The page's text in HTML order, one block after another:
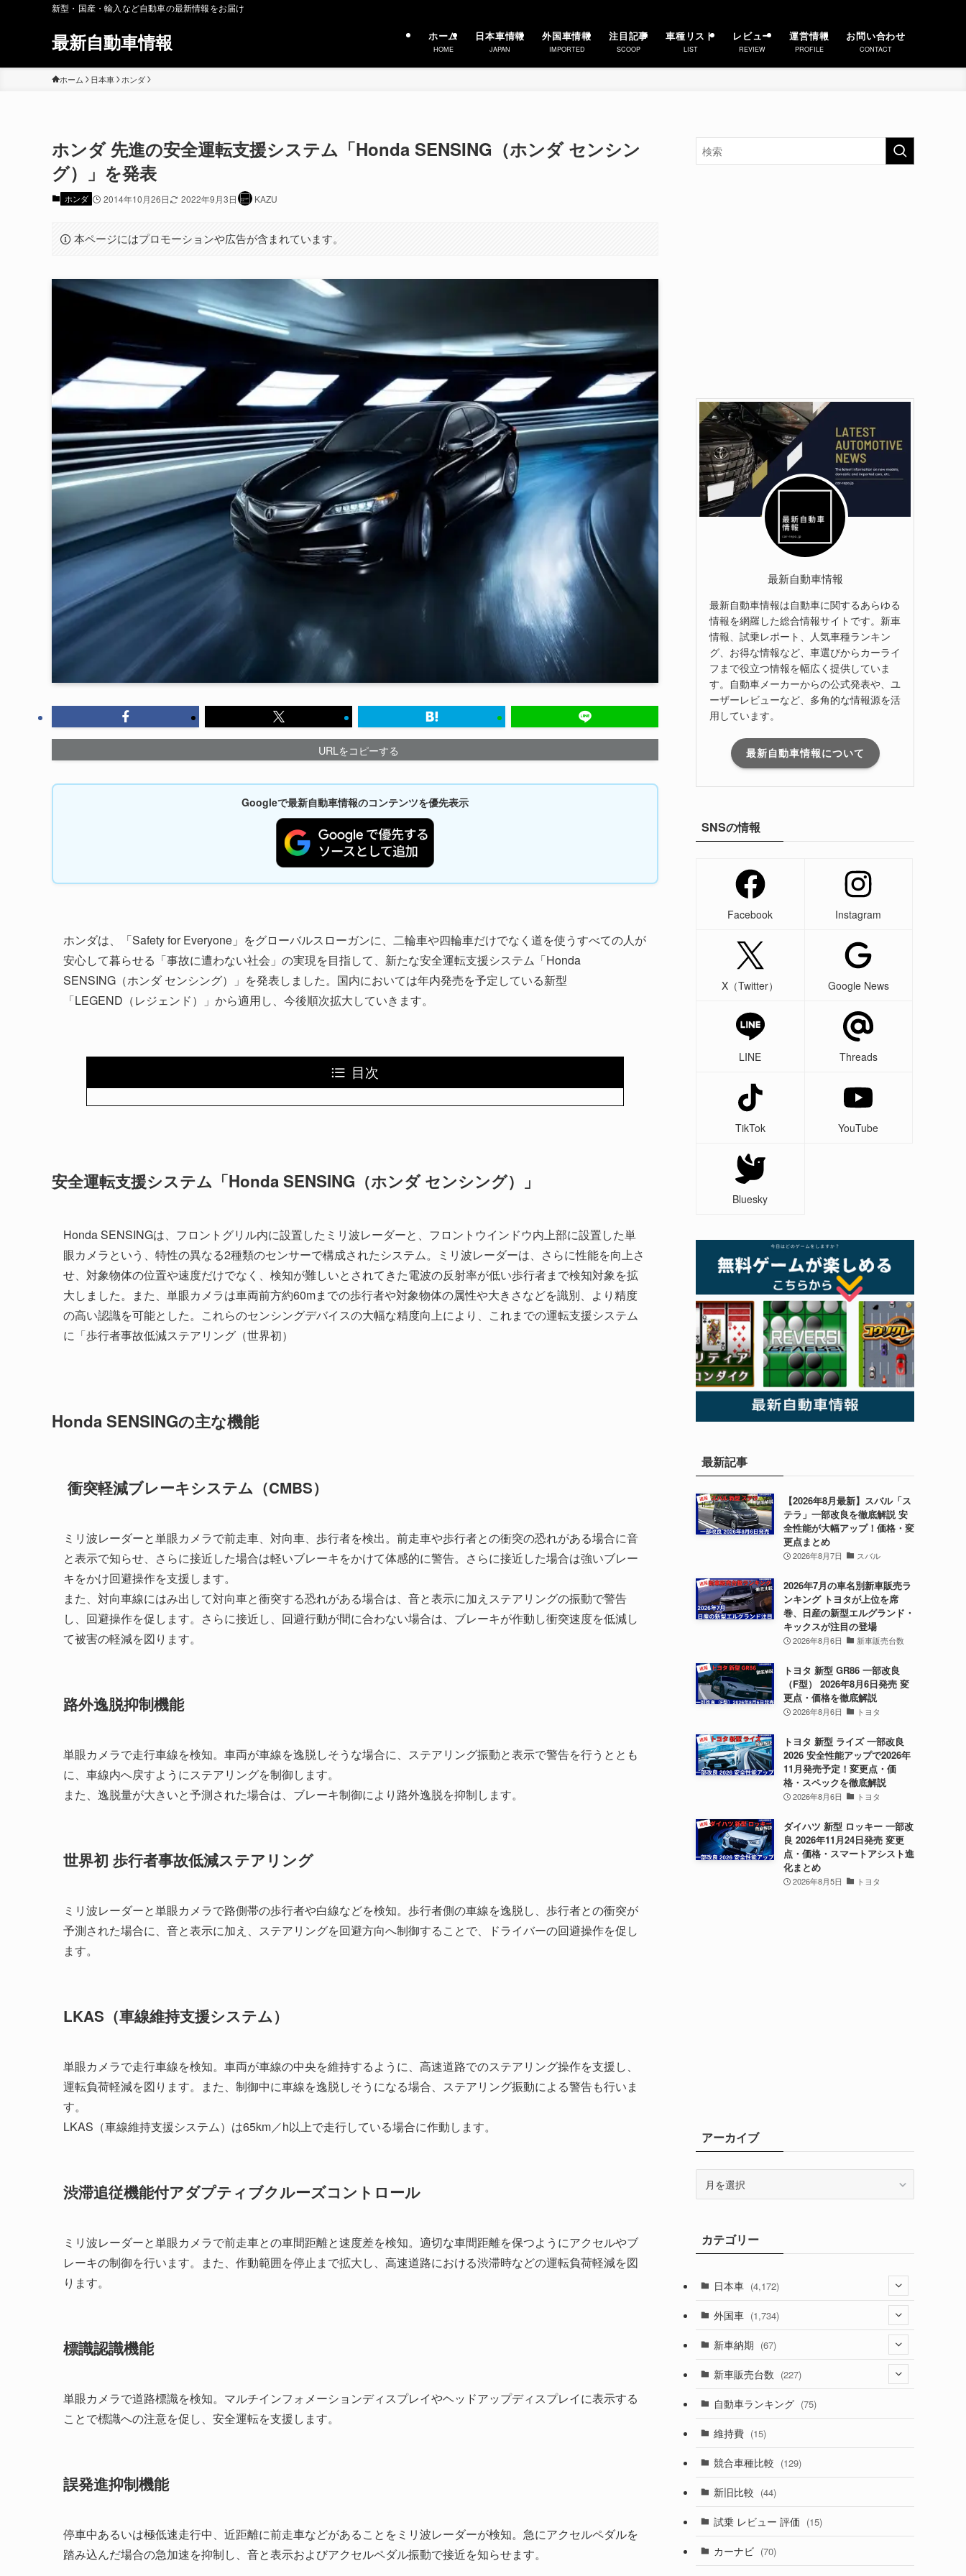
新型・国産・輸入など自動車の最新情報をお届け
最新自動車情報 ホーム
HOME
日本車情報
JAPAN
外国車情報
IMPORTED
注目記事
SCOOP
車種リスト
LIST
レビュー
REVIEW
運営情報
PROFILE
お問い合わせ
CONTACT
ホーム 日本車 ホンダ
ホンダ 先進の安全運転支援システム「Honda SENSING（ホンダ センシン
グ）」を発表
ホンダ 2014年10月26日 2022年9月3日 KAZU
本ページにはプロモーションや広告が含まれています。
URLをコピーする
Googleで最新自動車情報のコンテンツを優先表示
ホンダは、「Safety for Everyone」をグローバルスローガンに、二輪車や四輪車だけでなく道を使うすべての人が
安心して暮らせる「事故に遭わない社会」の実現を目指して、新たな安全運転支援システム「Honda
SENSING（ホンダ センシング）」を発表しました。国内においては年内発売を予定している新型
「LEGEND（レジェンド）」から適用し、今後順次拡大していきます。
目次
安全運転支援システム「Honda SENSING（ホンダ センシング）」
Honda SENSINGは、フロントグリル内に設置したミリ波レーダーと、フロントウインドウ内上部に設置した単
眼カメラという、特性の異なる2種類のセンサーで構成されたシステム。ミリ波レーダーは、さらに性能を向上さ
せ、対象物体の位置や速度だけでなく、検知が難しいとされてきた電波の反射率が低い歩行者まで検知対象を拡
大しました。また、単眼カメラは車両前方約60mまでの歩行者や対象物体の属性や大きさなどを識別、より精度
の高い認識を可能とした。これらのセンシングデバイスの大幅な精度向上により、これまでの運転支援システム
に「歩行者事故低減ステアリング（世界初）
Honda SENSINGの主な機能
衝突軽減ブレーキシステム（CMBS）
ミリ波レーダーと単眼カメラで前走車、対向車、歩行者を検出。前走車や歩行者との衝突の恐れがある場合に音
と表示で知らせ、さらに接近した場合は軽いブレーキをかけて体感的に警告。さらに接近した場合は強いブレー
キをかけ回避操作を支援します。
また、対向車線にはみ出して対向車と衝突する恐れがある場合は、音と表示に加えステアリングの振動で警告
し、回避操作を促します。さらに接近し、回避行動が間に合わない場合は、ブレーキが作動し衝突速度を低減し
て被害の軽減を図ります。
路外逸脱抑制機能
単眼カメラで走行車線を検知。車両が車線を逸脱しそうな場合に、ステアリング振動と表示で警告を行うととも
に、車線内へ戻すようにステアリングを制御します。
また、逸脱量が大きいと予測された場合は、ブレーキ制御により路外逸脱を抑制します。
世界初 歩行者事故低減ステアリング
ミリ波レーダーと単眼カメラで路側帯の歩行者や白線などを検知。歩行者側の車線を逸脱し、歩行者との衝突が
予測された場合に、音と表示に加え、ステアリングを回避方向へ制御することで、ドライバーの回避操作を促し
ます。
LKAS（車線維持支援システム）
単眼カメラで走行車線を検知。車両が車線の中央を維持するように、高速道路でのステアリング操作を支援し、
運転負荷軽減を図ります。また、制御中に車線を逸脱しそうになる場合、ステアリング振動による警告も行いま
す。
LKAS（車線維持支援システム）は65km／h以上で走行している場合に作動します。
渋滞追従機能付アダプティブクルーズコントロール
ミリ波レーダーと単眼カメラで前走車との車間距離と速度差を検知。適切な車間距離を保つようにアクセルやブ
レーキの制御を行います。また、作動範囲を停止まで拡大し、高速道路における渋滞時などの運転負荷軽減を図
ります。
標識認識機能
単眼カメラで道路標識を検知。マルチインフォメーションディスプレイやヘッドアップディスプレイに表示する
ことで標識への注意を促し、安全運転を支援します。
誤発進抑制機能
停車中あるいは極低速走行中、近距離に前走車などがあることをミリ波レーダーが検知。急にアクセルペダルを
踏み込んだ場合の急加速を抑制し、音と表示およびアクセルペダル振動で接近を知らせます。
最新自動車情報
最新自動車情報は自動車に関するあらゆる
情報を網羅した総合情報サイトです。新車
情報、試乗レポート、人気車種ランキン
グ、お得な情報など、車選びからカーライ
フまで役立つ情報を幅広く提供していま
す。自動車メーカーからの公式発表や、ユ
ーザーレビューなど、多角的な情報源を活
用しています。
最新自動車情報について
SNSの情報
Facebook Instagram
X（Twitter） Google News
LINE Threads
TikTok YouTube
Bluesky
最新記事
【2026年8月最新】スバル「ス
テラ」一部改良を徹底解説 安
全性能が大幅アップ！価格・変
更点まとめ
2026年8月7日 スバル
2026年7月の車名別新車販売ラ
ンキング トヨタが上位を席
巻、日産の新型エルグランド・
キックスが注目の登場
2026年8月6日 新車販売台数
トヨタ 新型 GR86 一部改良
（F型） 2026年8月6日発売 変
更点・価格を徹底解説
2026年8月6日 トヨタ
トヨタ 新型 ライズ 一部改良
2026 安全性能アップで2026年
11月発売予定！変更点・価
格・スペックを徹底解説
2026年8月6日 トヨタ
ダイハツ 新型 ロッキー 一部改
良 2026年11月24日発売 変更
点・価格・スマートアシスト進
化まとめ
2026年8月5日 トヨタ
アーカイブ
ブカテゴリー
日本車 (4,172)
(1,321)
(329)
(525)
(357)
(328)
(194)
(230)
(253)
外国車 (1,734)
(188)
(242)
(85)
(84)
(14)
(222)
(50)
(58)
新車納期 (67)
(28)
(8)
(3)
(3)
(5)
(1)
新車販売台数 (227)
(21)
(5)
(7)
(5)
自動車ランキング (75)
維持費 (15)
競合車種比較 (129)
新旧比較 (44)
試乗 レビュー 評価 (15)
カーナビ (70)